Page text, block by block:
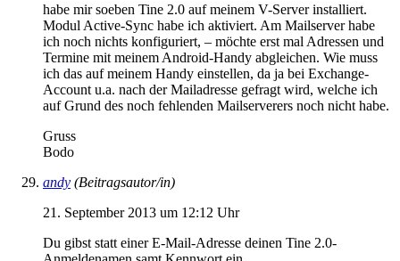
habe mir soeben Tine 2.0 auf meinem V-Server installiert.
Modul Active-Sync habe ich aktiviert. Am Mailserver habe
ich noch nichts konfiguriert, – möchte erst mal Adressen und
Termine mit meinem Android-Handy abgleichen. Wie muss
ich das auf meinem Handy einstellen, da ja bei Exchange-
Account u.a. nach der Mailadresse gefragt wird, welche ich
auf Grund des noch fehlenden Mailserverers noch nicht habe.
Gruss
Bodo
andy (Beitragsautor/in)
21. September 2013 um 12:12 Uhr
Du gibst statt einer E-Mail-Adresse deinen Tine 2.0-